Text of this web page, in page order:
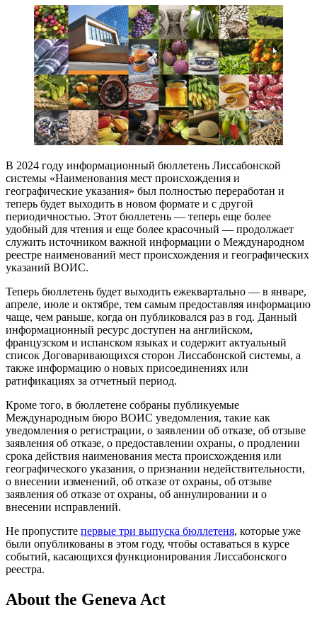
В 2024 году информационный бюллетень Лиссабонской
системы «Наименования мест происхождения и
географические указания» был полностью переработан и
теперь будет выходить в новом формате и с другой
периодичностью. Этот бюллетень — теперь еще более
удобный для чтения и еще более красочный — продолжает
служить источником важной информации о Международном
реестре наименований мест происхождения и географических
указаний ВОИС.
Теперь бюллетень будет выходить ежеквартально — в январе,
апреле, июле и октябре, тем самым предоставляя информацию
чаще, чем раньше, когда он публиковался раз в год. Данный
информационный ресурс доступен на английском,
французском и испанском языках и содержит актуальный
список Договаривающихся сторон Лиссабонской системы, а
также информацию о новых присоединениях или
ратификациях за отчетный период.
Кроме того, в бюллетене собраны публикуемые
Международным бюро ВОИС уведомления, такие как
уведомления о регистрации, о заявлении об отказе, об отзыве
заявления об отказе, о предоставлении охраны, о продлении
срока действия наименования места происхождения или
географического указания, о признании недействительности,
о внесении изменений, об отказе от охраны, об отзыве
заявления об отказе от охраны, об аннулировании и о
внесении исправлений.
Не пропустите первые три выпуска бюллетеня, которые уже
были опубликованы в этом году, чтобы оставаться в курсе
событий, касающихся функционирования Лиссабонского
реестра.
About the Geneva Act